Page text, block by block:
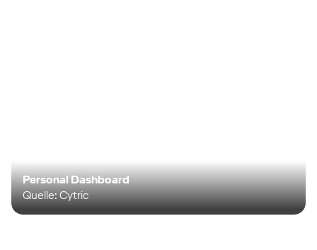
Personal Dashboard
Quelle: Cytric